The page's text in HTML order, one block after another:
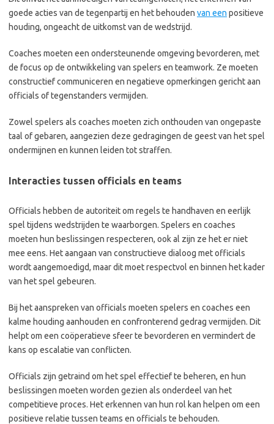
goede acties van de tegenpartij en het behouden van een positieve
houding, ongeacht de uitkomst van de wedstrijd.
Coaches moeten een ondersteunende omgeving bevorderen, met
de focus op de ontwikkeling van spelers en teamwork. Ze moeten
constructief communiceren en negatieve opmerkingen gericht aan
officials of tegenstanders vermijden.
Zowel spelers als coaches moeten zich onthouden van ongepaste
taal of gebaren, aangezien deze gedragingen de geest van het spel
ondermijnen en kunnen leiden tot straffen.
Interacties tussen officials en teams
Officials hebben de autoriteit om regels te handhaven en eerlijk
spel tijdens wedstrijden te waarborgen. Spelers en coaches
moeten hun beslissingen respecteren, ook al zijn ze het er niet
mee eens. Het aangaan van constructieve dialoog met officials
wordt aangemoedigd, maar dit moet respectvol en binnen het kader
van het spel gebeuren.
Bij het aanspreken van officials moeten spelers en coaches een
kalme houding aanhouden en confronterend gedrag vermijden. Dit
helpt om een coöperatieve sfeer te bevorderen en vermindert de
kans op escalatie van conflicten.
Officials zijn getraind om het spel effectief te beheren, en hun
beslissingen moeten worden gezien als onderdeel van het
competitieve proces. Het erkennen van hun rol kan helpen om een
positieve relatie tussen teams en officials te behouden.